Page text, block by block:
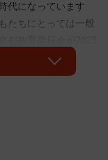
代になっています
たちにとっては一般
ーネット利用状況調
課金したことがある